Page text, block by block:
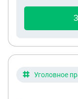
Уголовное